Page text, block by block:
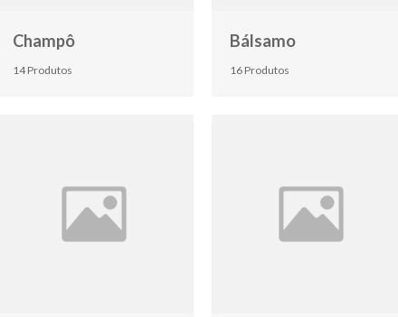
Champô
14 Produtos
Bálsamo
16 Produtos